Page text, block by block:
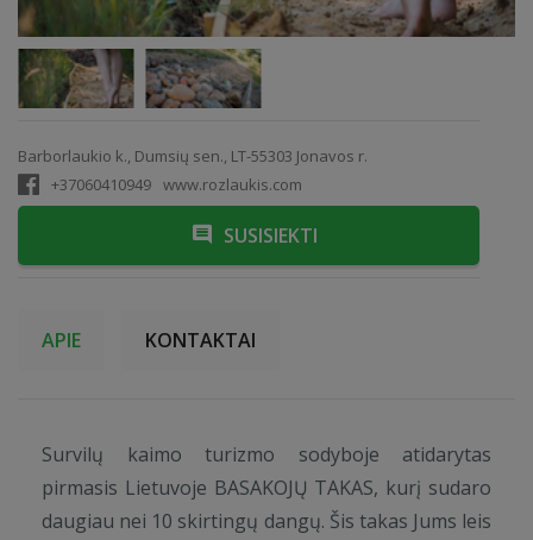
Barborlaukio k., Dumsių sen., LT-55303 Jonavos r.
+37060410949 www.rozlaukis.com
SUSISIEKTI
APIE KONTAKTAI
Survilų kaimo turizmo sodyboje atidarytas
pirmasis Lietuvoje BASAKOJŲ TAKAS, kurį sudaro
daugiau nei 10 skirtingų dangų. Šis takas Jums leis